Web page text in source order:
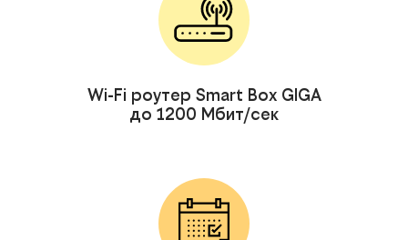
Wi-Fi роутер Smart Box GIGA
до 1200 Мбит/сек